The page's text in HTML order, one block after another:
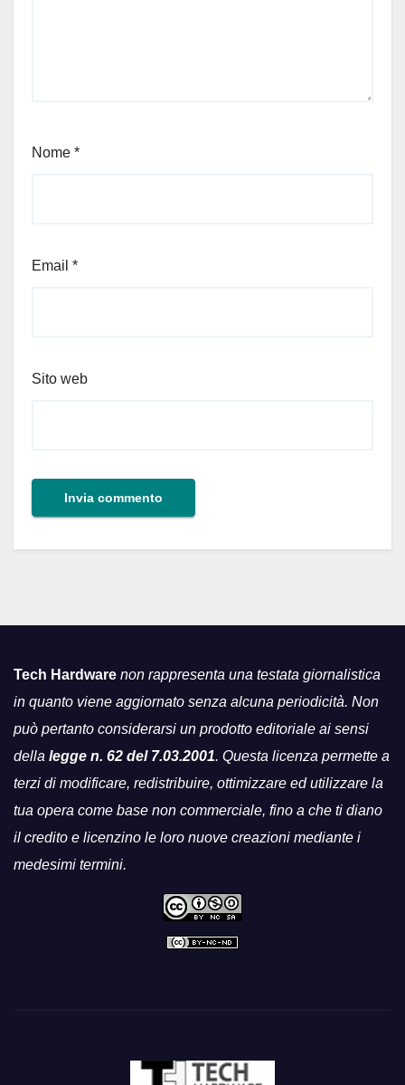
Nome *
Email *
Sito web
Tech Hardware non rappresenta una testata giornalistica
in quanto viene aggiornato senza alcuna periodicità. Non
può pertanto considerarsi un prodotto editoriale ai sensi
della legge n. 62 del 7.03.2001. Questa licenza permette a
terzi di modificare, redistribuire, ottimizzare ed utilizzare la
tua opera come base non commerciale, fino a che ti diano
il credito e licenzino le loro nuove creazioni mediante i
medesimi termini.